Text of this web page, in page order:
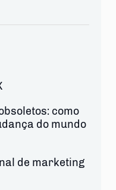
como
do mundo
de marketing